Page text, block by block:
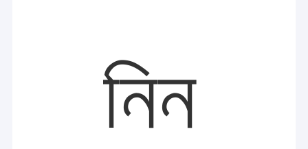
নিন